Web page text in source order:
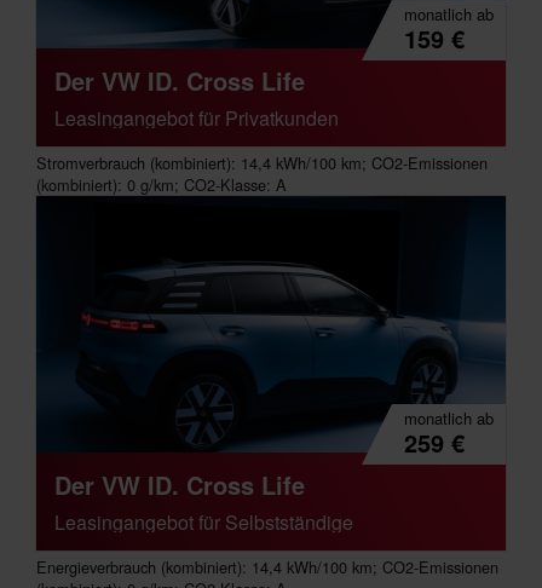
monatlich ab
159 €
Der VW ID. Cross Life
Leasingangebot für Privatkunden
Stromverbrauch (kombiniert): 14,4 kWh/100 km; CO2-Emissionen
(kombiniert): 0 g/km; CO2-Klasse: A
monatlich ab
259 €
Der VW ID. Cross Life
Leasingangebot für Selbstständige
Energieverbrauch (kombiniert): 14,4 kWh/100 km; CO2-Emissionen